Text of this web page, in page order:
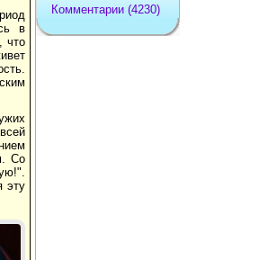
в
что
Со
эту
Комментарии (4230)